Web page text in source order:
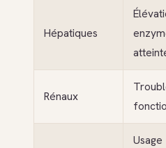
Hépatiques
Rénaux
Usage